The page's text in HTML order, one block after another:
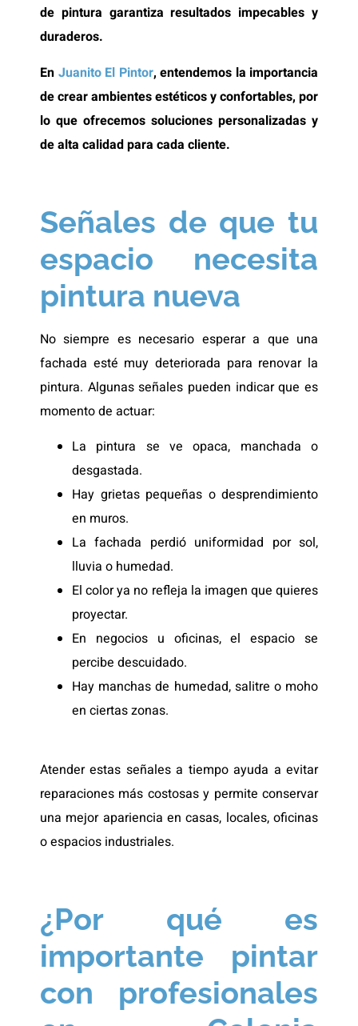
de pintura garantiza resultados impecables y
duraderos.
En Juanito El Pintor, entendemos la importancia
de crear ambientes estéticos y confortables, por
lo que ofrecemos soluciones personalizadas y
de alta calidad para cada cliente.
Señales de que tu
espacio necesita
pintura nueva
No siempre es necesario esperar a que una
fachada esté muy deteriorada para renovar la
pintura. Algunas señales pueden indicar que es
momento de actuar:
La pintura se ve opaca, manchada o
desgastada.
Hay grietas pequeñas o desprendimiento
en muros.
La fachada perdió uniformidad por sol,
lluvia o humedad.
El color ya no refleja la imagen que quieres
proyectar.
En negocios u oficinas, el espacio se
percibe descuidado.
Hay manchas de humedad, salitre o moho
en ciertas zonas.
Atender estas señales a tiempo ayuda a evitar
reparaciones más costosas y permite conservar
una mejor apariencia en casas, locales, oficinas
o espacios industriales.
¿Por qué es
importante pintar
con profesionales